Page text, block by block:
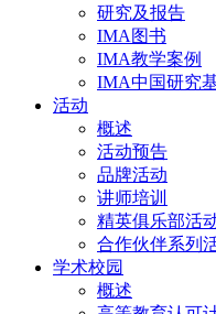
研究及报告
IMA图书
IMA教学案例
IMA中国研究
活动
概述
活动预告
品牌活动
讲师培训
精英俱乐部活
合作伙伴系列
学术校园
概述